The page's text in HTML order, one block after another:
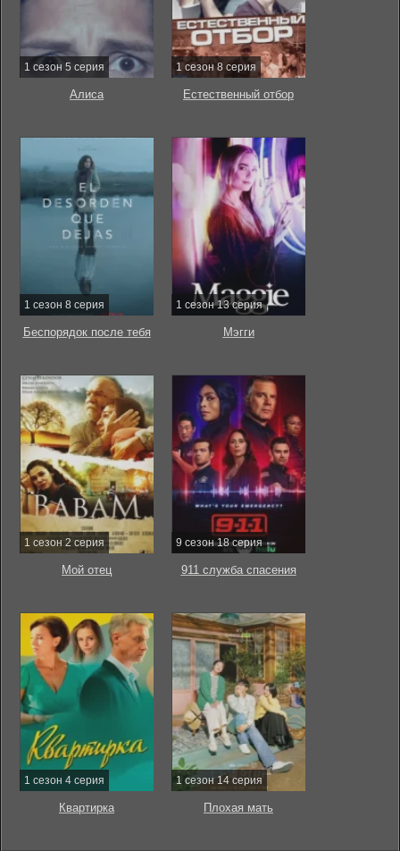
1 сезон 5 серия
Алиса
1 сезон 8 серия
Естественный отбор
1 сезон 8 серия
Беспорядок после тебя
1 сезон 13 серия
Мэгги
1 сезон 2 серия
Мой отец
9 сезон 18 серия
911 служба спасения
1 сезон 4 серия
Квартирка
1 сезон 14 серия
Плохая мать